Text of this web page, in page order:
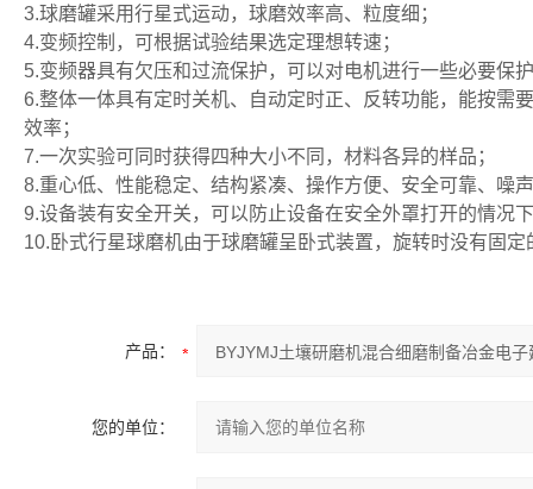
3.球磨罐采用行星式运动，球磨效率高、粒度细；
4.变频控制，可根据试验结果选定理想转速；
5.变频器具有欠压和过流保护，可以对电机进行一些必要保
6.整体一体具有定时关机、自动定时正、反转功能，能按需
效率；
7.一次实验可同时获得四种大小不同，材料各异的样品；
8.重心低、性能稳定、结构紧凑、操作方便、安全可靠、噪
9.设备装有安全开关，可以防止设备在安全外罩打开的情况
10.卧式行星球磨机由于球磨罐呈卧式装置，旋转时没有固
产品：
您的单位：